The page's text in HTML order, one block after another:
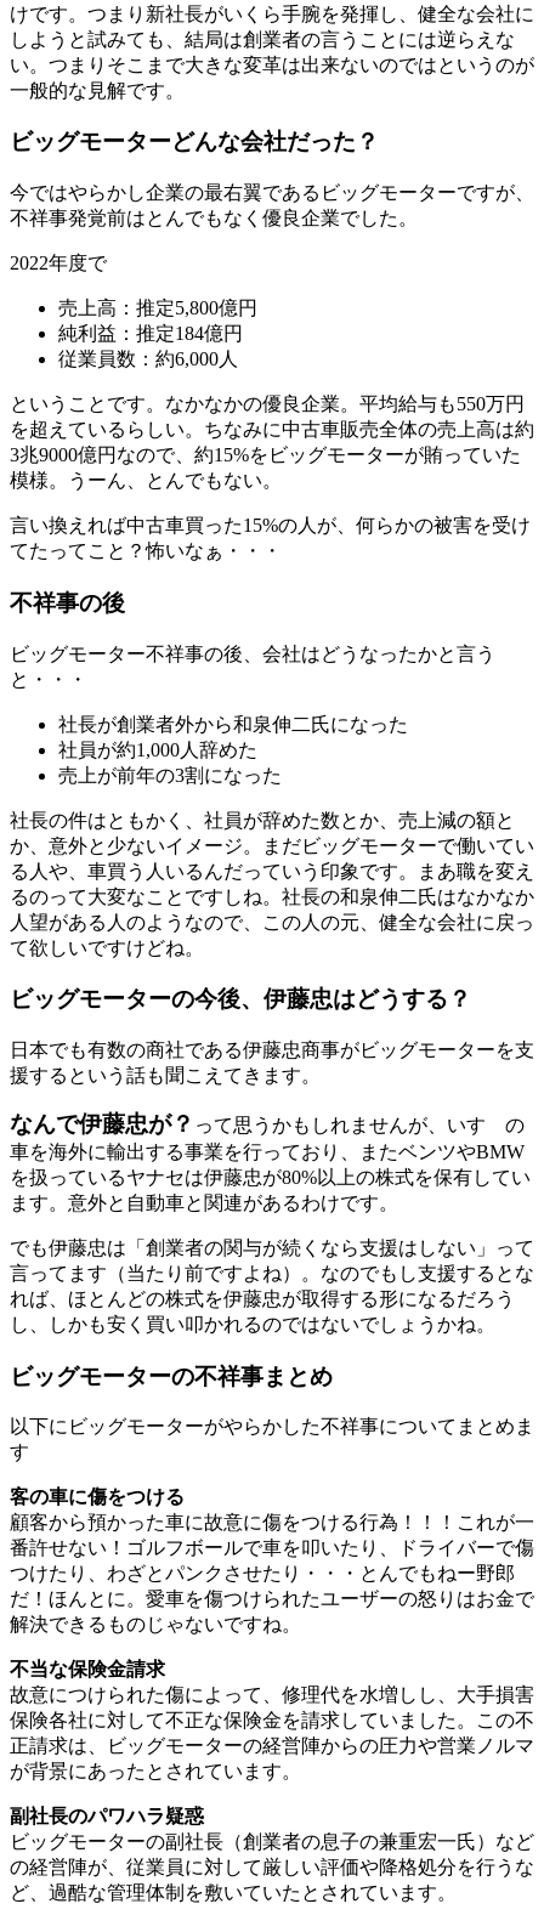
けです。つまり新社長がいくら手腕を発揮し、健全な会社に
しようと試みても、結局は創業者の言うことには逆らえな
い。つまりそこまで大きな変革は出来ないのではというのが
一般的な見解です。
ビッグモーターどんな会社だった？
今ではやらかし企業の最右翼であるビッグモーターですが、
不祥事発覚前はとんでもなく優良企業でした。
2022年度で
売上高：推定5,800億円
純利益：推定184億円
従業員数：約6,000人
ということです。なかなかの優良企業。平均給与も550万円
を超えているらしい。ちなみに中古車販売全体の売上高は約
3兆9000億円なので、約15%をビッグモーターが賄っていた
模様。うーん、とんでもない。
言い換えれば中古車買った15%の人が、何らかの被害を受け
てたってこと？怖いなぁ・・・
不祥事の後
ビッグモーター不祥事の後、会社はどうなったかと言う
と・・・
社長が創業者外から和泉伸二氏になった
社員が約1,000人辞めた
売上が前年の3割になった
社長の件はともかく、社員が辞めた数とか、売上減の額と
か、意外と少ないイメージ。まだビッグモーターで働いてい
る人や、車買う人いるんだっていう印象です。まあ職を変え
るのって大変なことですしね。社長の和泉伸二氏はなかなか
人望がある人のようなので、この人の元、健全な会社に戻っ
て欲しいですけどね。
ビッグモーターの今後、伊藤忠はどうする？
日本でも有数の商社である伊藤忠商事がビッグモーターを支
援するという話も聞こえてきます。
なんで伊藤忠が？ って思うかもしれませんが、いすゞの
車を海外に輸出する事業を行っており、またベンツやBMW
を扱っているヤナセは伊藤忠が80%以上の株式を保有してい
ます。意外と自動車と関連があるわけです。
でも伊藤忠は「創業者の関与が続くなら支援はしない」って
言ってます（当たり前ですよね）。なのでもし支援するとな
れば、ほとんどの株式を伊藤忠が取得する形になるだろう
し、しかも安く買い叩かれるのではないでしょうかね。
ビッグモーターの不祥事まとめ
以下にビッグモーターがやらかした不祥事についてまとめま
す
客の車に傷をつける
顧客から預かった車に故意に傷をつける行為！！！これが一
番許せない！ゴルフボールで車を叩いたり、ドライバーで傷
つけたり、わざとパンクさせたり・・・とんでもねー野郎
だ！ほんとに。愛車を傷つけられたユーザーの怒りはお金で
解決できるものじゃないですね。
不当な保険金請求
故意につけられた傷によって、修理代を水増しし、大手損害
保険各社に対して不正な保険金を請求していました。この不
正請求は、ビッグモーターの経営陣からの圧力や営業ノルマ
が背景にあったとされています。
副社長のパワハラ疑惑
ビッグモーターの副社長（創業者の息子の兼重宏一氏）など
の経営陣が、従業員に対して厳しい評価や降格処分を行うな
ど、過酷な管理体制を敷いていたとされています。